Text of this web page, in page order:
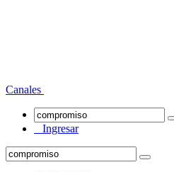
Canales
Ingresar